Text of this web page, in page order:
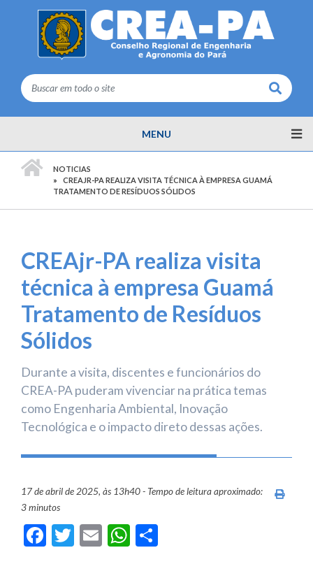
Buscar
MENU
NOTICIAS
CREAJR-PA REALIZA VISITA TÉCNICA À EMPRESA GUAMÁ
TRATAMENTO DE RESÍDUOS SÓLIDOS
CREAjr-PA realiza visita
técnica à empresa Guamá
Tratamento de Resíduos
Sólidos
Durante a visita, discentes e funcionários do
CREA-PA puderam vivenciar na prática temas
como Engenharia Ambiental, Inovação
Tecnológica e o impacto direto dessas ações.
17 de abril de 2025, às 13h40 - Tempo de leitura aproximado:
3 minutos
Facebook
Twitter
EmailWhatsApp